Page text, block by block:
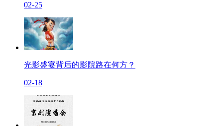
02-25
光影盛宴背后的影院路在何方？
02-18